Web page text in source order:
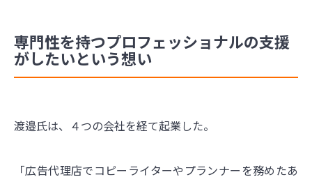
専門性を持つプロフェッショナルの支援
がしたいという想い
渡邉氏は、４つの会社を経て起業した。
「広告代理店でコピーライターやプランナーを務めたあ